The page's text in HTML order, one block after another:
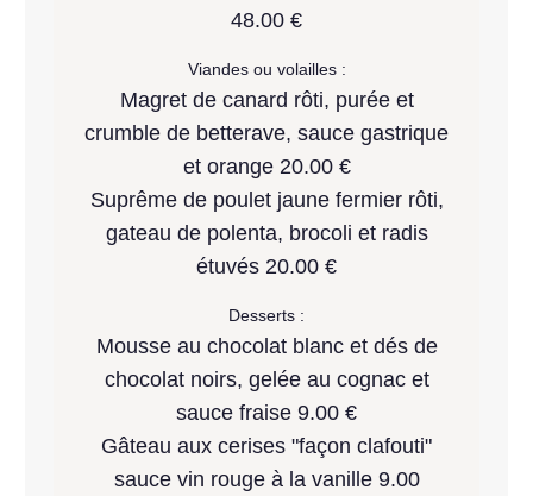
48.00 €
Viandes ou volailles :
Magret de canard rôti, purée et
crumble de betterave, sauce gastrique
et orange 20.00 €
Suprême de poulet jaune fermier rôti,
gateau de polenta, brocoli et radis
étuvés 20.00 €
Desserts :
Mousse au chocolat blanc et dés de
chocolat noirs, gelée au cognac et
sauce fraise 9.00 €
Gâteau aux cerises "façon clafouti"
sauce vin rouge à la vanille 9.00